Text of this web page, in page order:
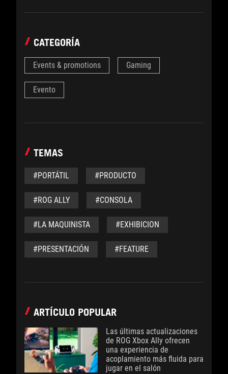
CATEGORÍA
Events & promotions Gaming
Evento
TEMAS
#PORTÁTIL #PRODUCTO
#ROG ALLY #CONSOLA
#LA MAQUINISTA #EXHIBICION
#PRESENTACIÓN #FEATURE
ARTÍCULO POPULAR
Las últimas actualizaciones
de ROG Xbox Ally ofrecen
una experiencia de
acoplamiento más fluida para
jugar en el salón